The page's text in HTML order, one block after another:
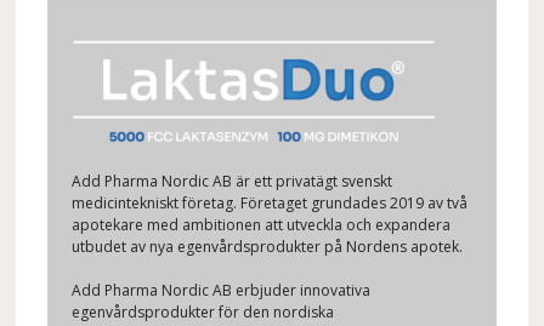
Add Pharma Nordic AB är ett privatägt svenskt
medicintekniskt företag. Företaget grundades 2019 av två
apotekare med ambitionen att utveckla och expandera
utbudet av nya egenvårdsprodukter på Nordens apotek.
Add Pharma Nordic AB erbjuder innovativa
egenvårdsprodukter för den nordiska